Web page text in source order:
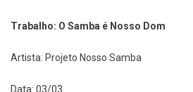
Trabalho: O Samba é Nosso Dom
Artista: Projeto Nosso Samba
Data: 03/03